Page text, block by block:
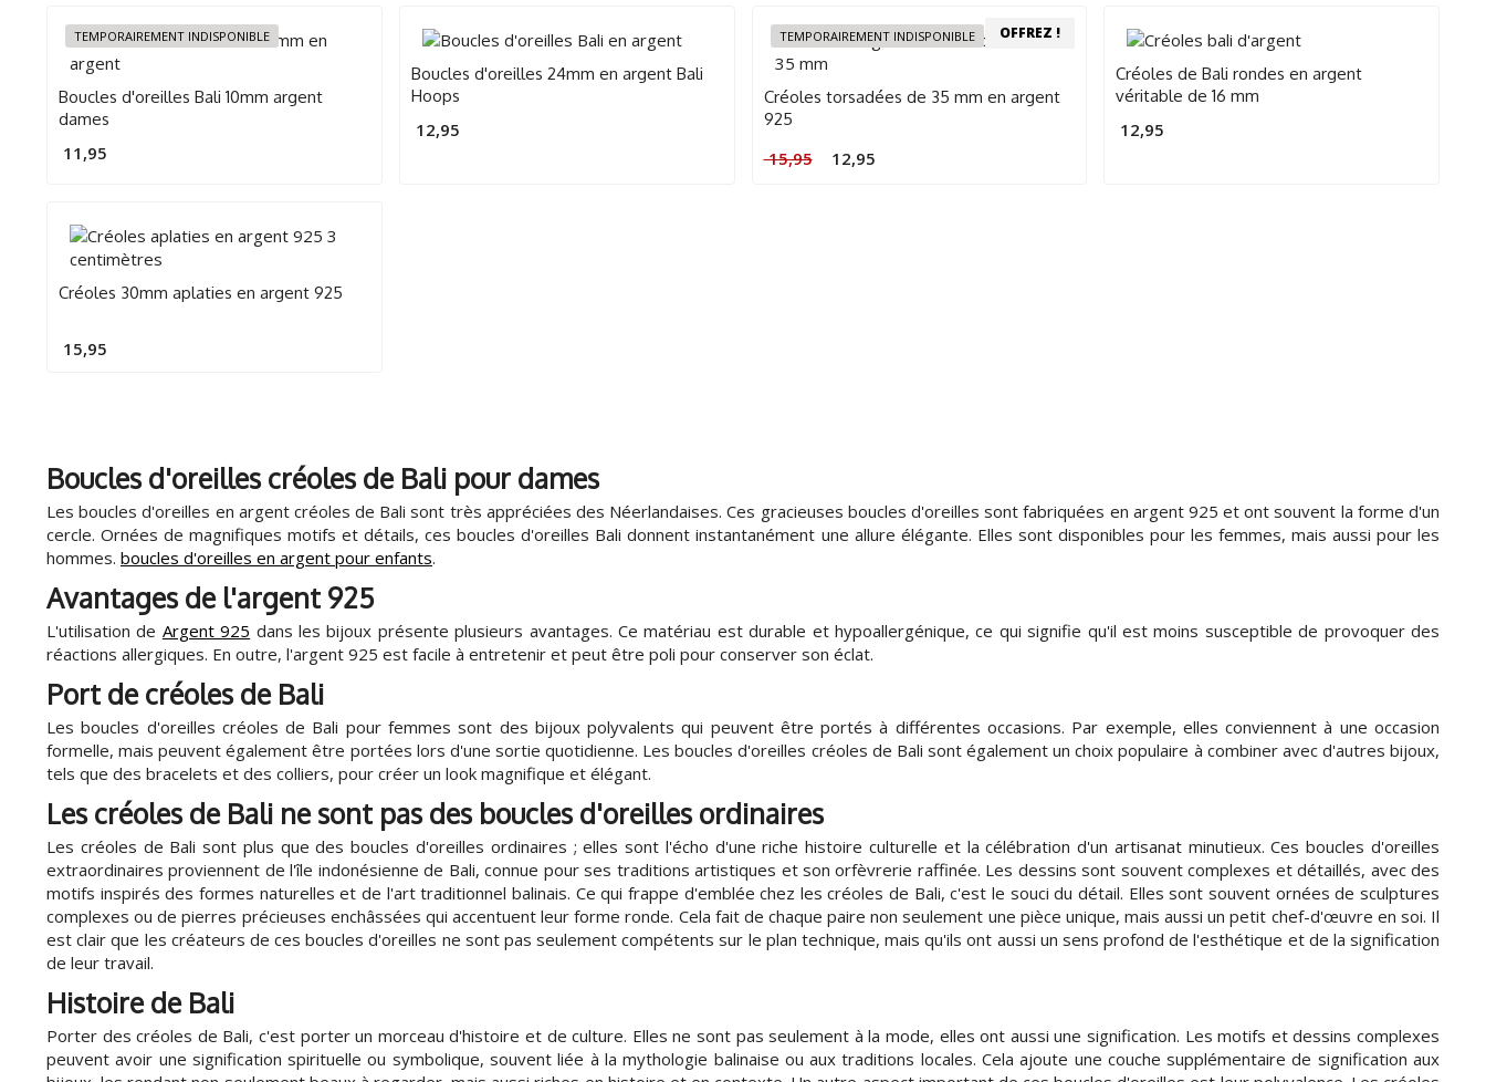
TEMPORAIREMENT INDISPONIBLE
Boucles d'oreilles Bali 10mm argent
dames
11,95
Boucles d'oreilles 24mm en argent Bali
Hoops
12,95
OFFREZ !
TEMPORAIREMENT INDISPONIBLE
Créoles torsadées de 35 mm en argent
925
15,95
Le
prix
12,95
prix
Créoles de Bali rondes en argent
véritable de 16 mm
12,95
Créoles 30mm aplaties en argent 925
15,95
Boucles d'oreilles créoles de Bali pour dames
Les boucles d'oreilles en argent créoles de Bali sont très appréciées des Néerlandaises. Ces gracieuses boucles d'oreilles sont fabriquées en argent 925 et ont souvent la forme d'un
cercle. Ornées de magnifiques motifs et détails, ces boucles d'oreilles Bali donnent instantanément une allure élégante. Elles sont disponibles pour les femmes, mais aussi pour les
hommes. boucles d'oreilles en argent pour enfants.
Avantages de l'argent 925
L'utilisation de Argent 925 dans les bijoux présente plusieurs avantages. Ce matériau est durable et hypoallergénique, ce qui signifie qu'il est moins susceptible de provoquer des
réactions allergiques. En outre, l'argent 925 est facile à entretenir et peut être poli pour conserver son éclat.
Port de créoles de Bali
Les boucles d'oreilles créoles de Bali pour femmes sont des bijoux polyvalents qui peuvent être portés à différentes occasions. Par exemple, elles conviennent à une occasion
formelle, mais peuvent également être portées lors d'une sortie quotidienne. Les boucles d'oreilles créoles de Bali sont également un choix populaire à combiner avec d'autres bijoux,
tels que des bracelets et des colliers, pour créer un look magnifique et élégant.
Les créoles de Bali ne sont pas des boucles d'oreilles ordinaires
Les créoles de Bali sont plus que des boucles d'oreilles ordinaires ; elles sont l'écho d'une riche histoire culturelle et la célébration d'un artisanat minutieux. Ces boucles d'oreilles
extraordinaires proviennent de l'île indonésienne de Bali, connue pour ses traditions artistiques et son orfèvrerie raffinée. Les dessins sont souvent complexes et détaillés, avec des
motifs inspirés des formes naturelles et de l'art traditionnel balinais. Ce qui frappe d'emblée chez les créoles de Bali, c'est le souci du détail. Elles sont souvent ornées de sculptures
complexes ou de pierres précieuses enchâssées qui accentuent leur forme ronde. Cela fait de chaque paire non seulement une pièce unique, mais aussi un petit chef-d'œuvre en soi. Il
est clair que les créateurs de ces boucles d'oreilles ne sont pas seulement compétents sur le plan technique, mais qu'ils ont aussi un sens profond de l'esthétique et de la signification
de leur travail.
Histoire de Bali
Porter des créoles de Bali, c'est porter un morceau d'histoire et de culture. Elles ne sont pas seulement à la mode, elles ont aussi une signification. Les motifs et dessins complexes
peuvent avoir une signification spirituelle ou symbolique, souvent liée à la mythologie balinaise ou aux traditions locales. Cela ajoute une couche supplémentaire de signification aux